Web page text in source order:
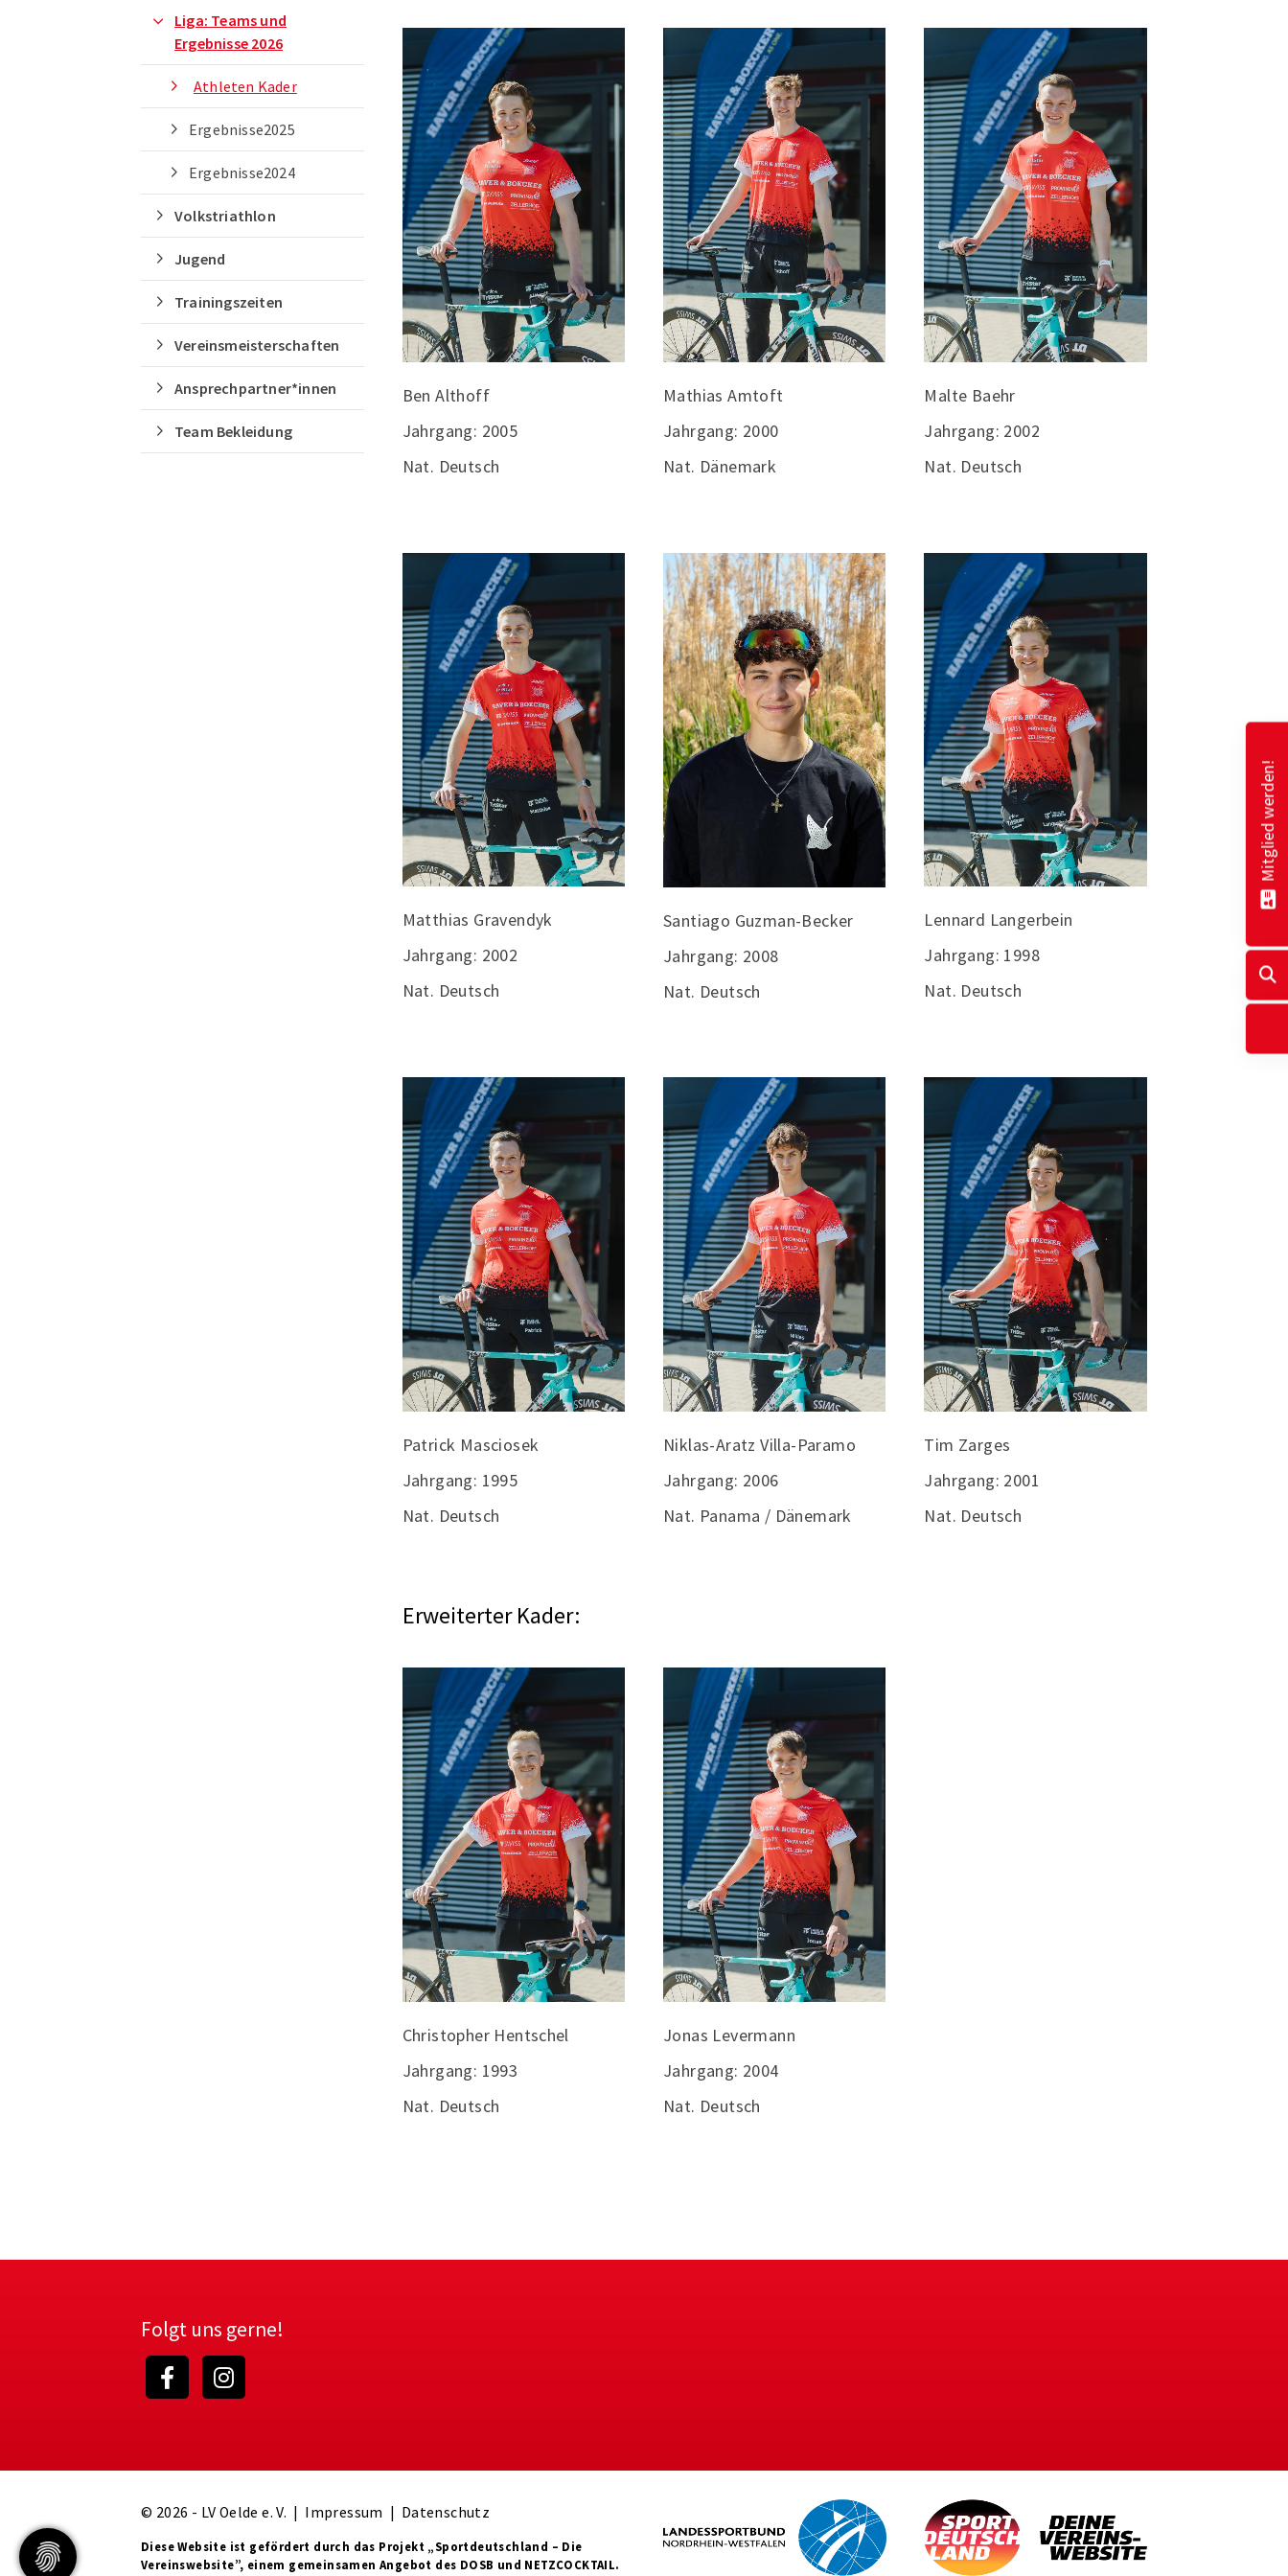
Ben Althoff
Jahrgang: 2005
Nat. Deutsch
Mathias Amtoft
Jahrgang: 2000
Nat. Dänemark
Malte Baehr
Jahrgang: 2002
Nat. Deutsch
Matthias Gravendyk
Jahrgang: 2002
Nat. Deutsch
Santiago Guzman-Becker
Jahrgang: 2008
Nat. Deutsch
Lennard Langerbein
Jahrgang: 1998
Nat. Deutsch
Patrick Masciosek
Jahrgang: 1995
Nat. Deutsch
Niklas-Aratz Villa-Paramo
Jahrgang: 2006
Nat. Panama / Dänemark
Tim Zarges
Jahrgang: 2001
Nat. Deutsch
Erweiterter Kader:
Christopher Hentschel
Jahrgang: 1993
Nat. Deutsch
Jonas Levermann
Jahrgang: 2004
Nat. Deutsch
Liga: Teams und
Ergebnisse 2026
Athleten Kader
Ergebnisse2025
Ergebnisse2024
Volkstriathlon
Jugend
Trainingszeiten
Vereinsmeisterschaften
Ansprechpartner*innen
Team Bekleidung
Folgt uns gerne!
© 2026 - LV Oelde e. V. | Impressum Datenschutz
Diese Website ist gefördert durch das Projekt „Sportdeutschland – Die
Vereinswebsite”, einem gemeinsamen Angebot des DOSB und NETZCOCKTAIL.
Mitglied werden!
Deutsches Sportabzeichen
0172 560 6865
info@lv-oelde.de